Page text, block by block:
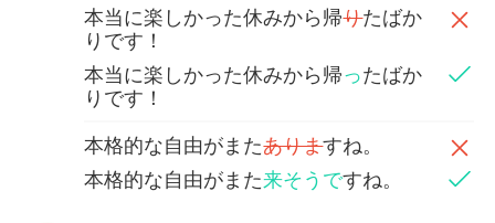
本当に楽しかった休みから帰りたばか
りです！
本当に楽しかった休みから帰ったばか
りです！
本格的な自由がまたありますね。
本格的な自由がまた来そうですね。